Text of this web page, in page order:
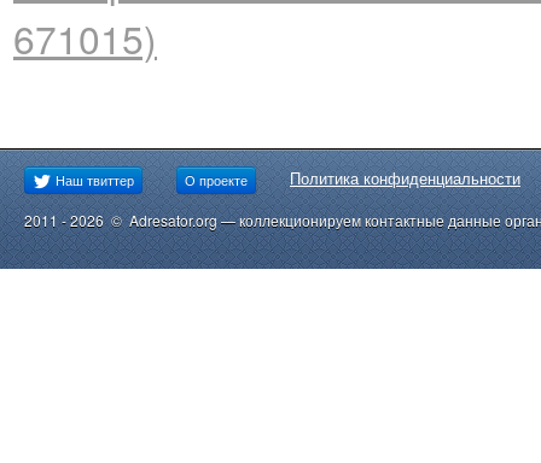
671015)
Наш твиттер О проекте Политика конфиденциальности
2011 - 2026 © Adresator.org — коллекционируем контактные данные